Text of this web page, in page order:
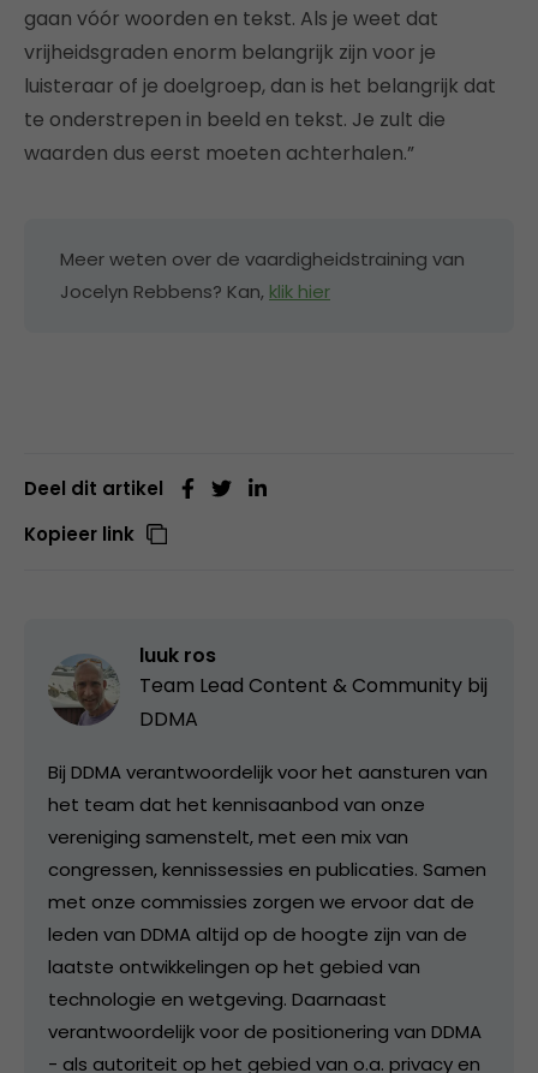
gaan vóór woorden en tekst. Als je weet dat
vrijheidsgraden enorm belangrijk zijn voor je
luisteraar of je doelgroep, dan is het belangrijk dat
te onderstrepen in beeld en tekst. Je zult die
waarden dus eerst moeten achterhalen.”
Meer weten over de vaardigheidstraining van
Jocelyn Rebbens? Kan, klik hier
Deel dit artikel
Kopieer link
luuk ros
Team Lead Content & Community bij
DDMA
Bij DDMA verantwoordelijk voor het aansturen van
het team dat het kennisaanbod van onze
vereniging samenstelt, met een mix van
congressen, kennissessies en publicaties. Samen
met onze commissies zorgen we ervoor dat de
leden van DDMA altijd op de hoogte zijn van de
laatste ontwikkelingen op het gebied van
technologie en wetgeving. Daarnaast
verantwoordelijk voor de positionering van DDMA
- als autoriteit op het gebied van o.a. privacy en